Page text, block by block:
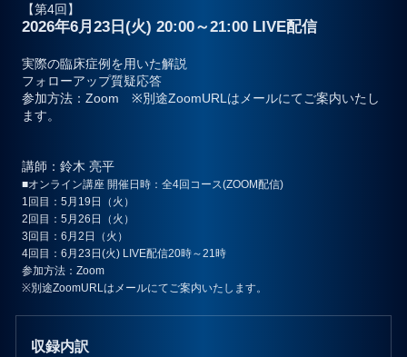
【第4回】
2026年6月23日(火) 20:00～21:00 LIVE配信
実際の臨床症例を用いた解説
フォローアップ質疑応答
参加方法：Zoom ※別途ZoomURLはメールにてご案内いたし
ます。
講師 ：鈴木 亮平
■オンライン講座 開催日時：全4回コース(ZOOM配信)
1回目：5月19日（火）
2回目：5月26日（火）
3回目：6月2日（火）
4回目：6月23日(火) LIVE配信20時～21時
参加方法：Zoom
※別途ZoomURLはメールにてご案内いたします。
収録内訳